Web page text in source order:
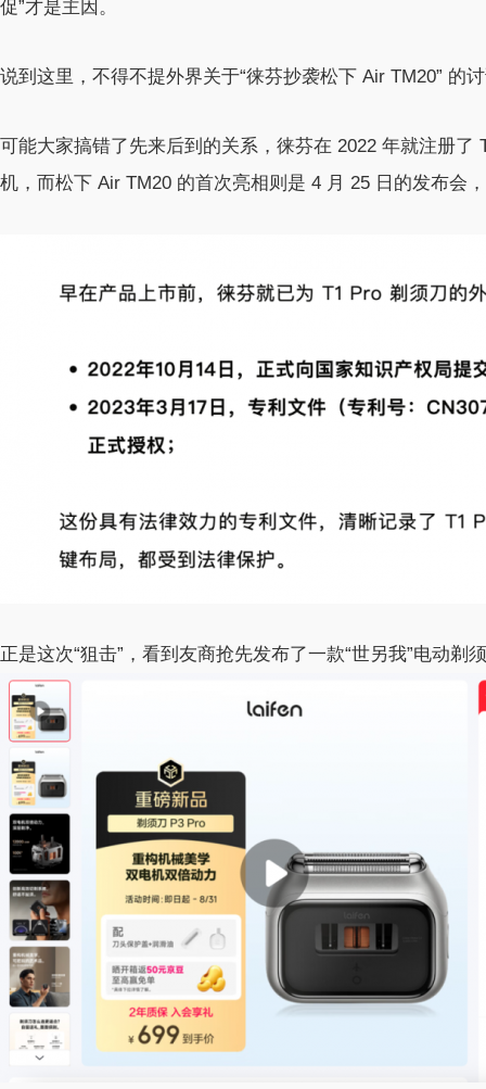
促”才是主因。
说到这里，不得不提外界关于“徕芬抄袭松下 Air TM20” 的
可能大家搞错了先来后到的关系，徕芬在 2022 年就注册
机，而松下 Air TM20 的首次亮相则是 4 月 25 日的发布会
正是这次“狙击”，看到友商抢先发布了一款“世另我”电动剃